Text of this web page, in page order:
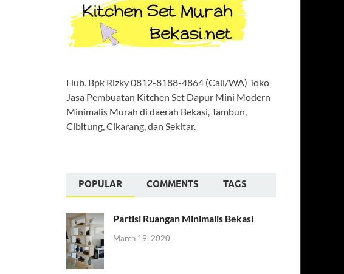
Hub. Bpk Rizky 0812-8188-4864 (Call/WA) Toko
Jasa Pembuatan Kitchen Set Dapur Mini Modern
Minimalis Murah di daerah Bekasi, Tambun,
Cibitung, Cikarang, dan Sekitar.
POPULAR COMMENTS TAGS
Partisi Ruangan Minimalis Bekasi
March 19, 2020